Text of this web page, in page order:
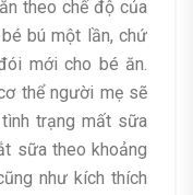
theo chế độ của
bú một lần, chứ
mới cho bé ăn.
thể người mẹ sẽ
trạng mất sữa
sữa theo khoảng
như kích thích